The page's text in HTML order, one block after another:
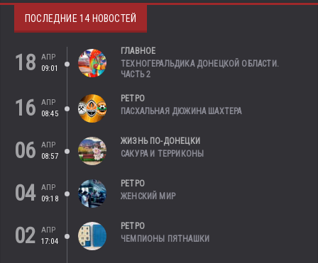
ПОСЛЕДНИЕ 14 НОВОСТЕЙ
18
АПР
09:01
ГЛАВНОЕ
ТЕХНОГЕРАЛЬДИКА ДОНЕЦКОЙ ОБЛАСТИ.
ЧАСТЬ 2
16
АПР
08:45
РЕТРО
ПАСХАЛЬНАЯ ДЮЖИНА ШАХТЕРА
06
АПР
08:57
ЖИЗНЬ ПО-ДОНЕЦКИ
САКУРА И ТЕРРИКОНЫ
04 АПР
09:18
РЕТРО
ЖЕНСКИЙ МИР
02
АПР
17:04
РЕТРО
ЧЕМПИОНЫ ПЯТНАШКИ